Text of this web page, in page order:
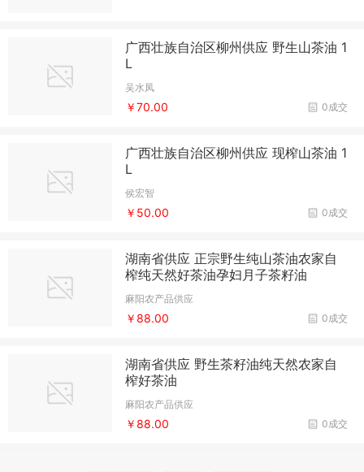
广西壮族自治区柳州供应 野生山茶油 1
L
吴水凤
0成交
￥70.00
广西壮族自治区柳州供应 现榨山茶油 1
L
侯宏智
0成交
￥50.00
湖南省供应 正宗野生纯山茶油农家自
榨纯天然好茶油孕妇月子茶籽油
麻阳农产品供应
0成交
￥88.00
湖南省供应 野生茶籽油纯天然农家自
榨好茶油
麻阳农产品供应
0成交
￥88.00